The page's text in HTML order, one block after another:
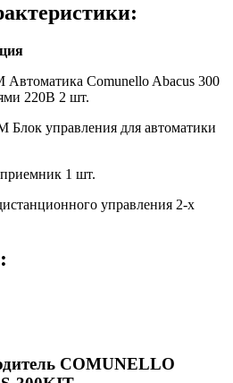
Автоматика Comunello Abacus 300
220В 2 шт.
Блок управления для автоматики
1 шт.
управления 2-х
COMUNELLO